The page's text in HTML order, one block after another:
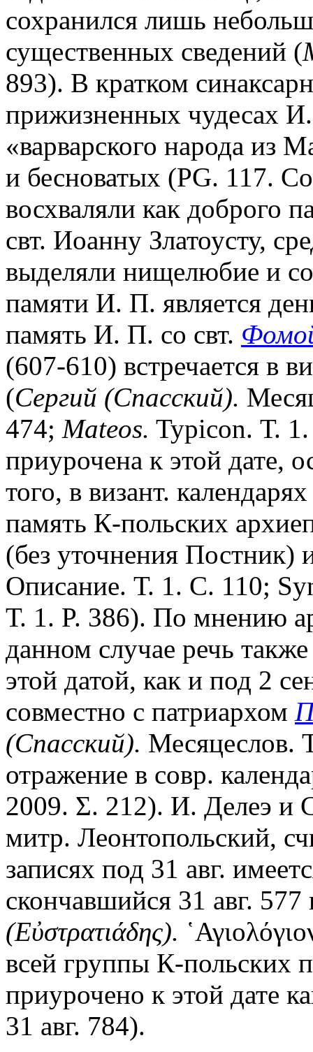
сохранился лишь
существенных сведений (
893). В кратком
прижизненных чудесах
«варварского народа из
и бесноватых (PG. 117.
восхваляли как доброго
свт. Иоанну Златоусту,
выделяли нищелюбие и
памяти И. П. является
память И. П. со свт.
(607-610) встречается в
(Сергий (Спасский).
474; Mateos. Typicon. Т. 1.
приурочена к этой дате,
того, в визант.
память К-польских
(без уточнения Постник)
Описание. Т. 1. С. 110;
Т. 1. P. 386). По мнению
данном случае речь
этой датой, как и под 2
совместно с патриархом
(Спасский). Месяцеслов.
отражение в совр.
2009. Σ. 212). И. Делеэ и
митр. Леонтопольский,
записях под 31 авг.
скончавшийся 31 авг.
(Εὐστρατιάδης).
всей группы К-польских
приурочено к этой дате
31 авг. 784).